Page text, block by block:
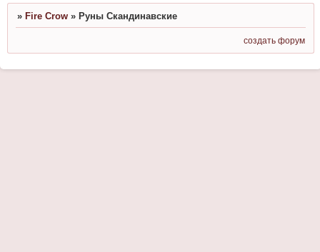
» Fire Crow » Руны Скандинавские
создать форум